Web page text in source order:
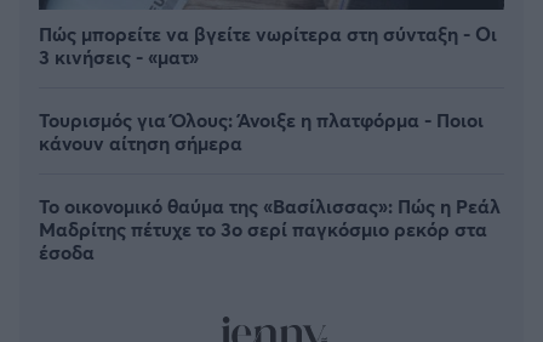
Πώς μπορείτε να βγείτε νωρίτερα στη σύνταξη - Οι
3 κινήσεις - «ματ»
Τουρισμός για Όλους: Άνοιξε η πλατφόρμα - Ποιοι
κάνουν αίτηση σήμερα
Το οικονομικό θαύμα της «Βασίλισσας»: Πώς η Ρεάλ
Μαδρίτης πέτυχε το 3ο σερί παγκόσμιο ρεκόρ στα
έσοδα